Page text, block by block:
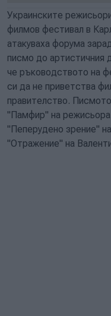
Украинските
филмов фестивал в
атакуваха форума
писмо до артистичния
че ръководството на
си да не приветства
правителство.
"Памфир" на
"Пеперудено зрение"
"Отражение" на